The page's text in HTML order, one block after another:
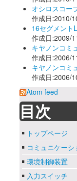
オシロスコー
作成日:2010/
16セグメント
作成日:2009/
キヤノンコミ
作成日:2006/
キヤノンコミ
作成日:2006/
Atom feed
目次
トップページ
コミュニケーシ
環境制御装置
入力スイッチ